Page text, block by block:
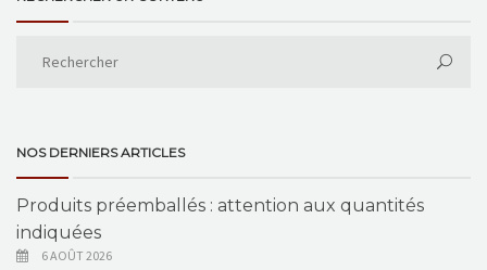
NOS DERNIERS ARTICLES
Produits préemballés : attention aux quantités
indiquées
6 AOÛT 2026